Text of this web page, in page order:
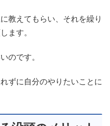
教えてもらい、それを繰り
ます。
のです。
ずに自分のやりたいことに